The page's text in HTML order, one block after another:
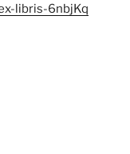
libris-6nbjKq